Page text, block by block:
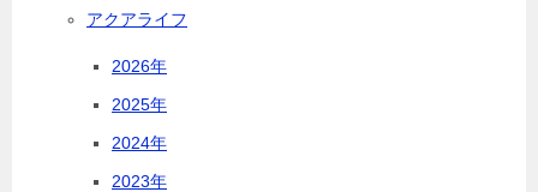
アクアライフ
2026年
2025年
2024年
2023年